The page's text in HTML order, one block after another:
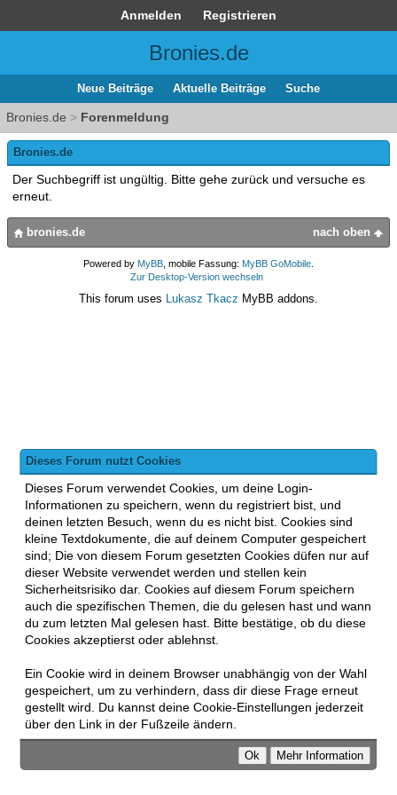
Anmelden Registrieren
Bronies.de
Neue Beiträge Aktuelle Beiträge Suche
Bronies.de > Forenmeldung
Dieses Forum nutzt Cookies
Dieses Forum verwendet Cookies, um deine Login-
Informationen zu speichern, wenn du registriert bist, und
deinen letzten Besuch, wenn du es nicht bist. Cookies sind
kleine Textdokumente, die auf deinem Computer gespeichert
sind; Die von diesem Forum gesetzten Cookies düfen nur auf
dieser Website verwendet werden und stellen kein
Sicherheitsrisiko dar. Cookies auf diesem Forum speichern
auch die spezifischen Themen, die du gelesen hast und wann
du zum letzten Mal gelesen hast. Bitte bestätige, ob du diese
Cookies akzeptierst oder ablehnst.
Ein Cookie wird in deinem Browser unabhängig von der Wahl
gespeichert, um zu verhindern, dass dir diese Frage erneut
gestellt wird. Du kannst deine Cookie-Einstellungen jederzeit
über den Link in der Fußzeile ändern.
Bronies.de
Der Suchbegriff ist ungültig. Bitte gehe zurück und versuche es
erneut.
nach oben
bronies.de
Powered by MyBB , mobile Fassung: MyBB GoMobile
Zur Desktop-Version wechseln
This forum uses Lukasz Tkacz MyBB addons.